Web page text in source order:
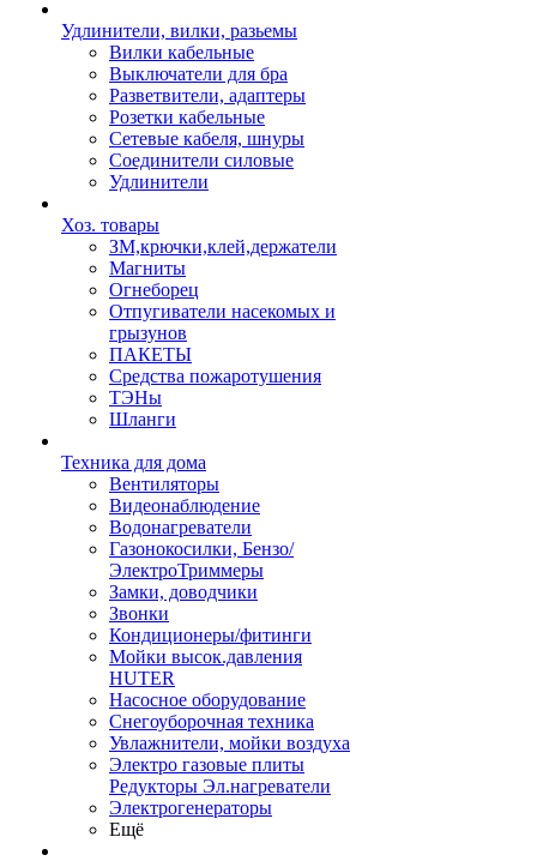
Удлинители, вилки, разьемы
Вилки кабельные
Выключатели для бра
Разветвители, адаптеры
Розетки кабельные
Сетевые кабеля, шнуры
Соединители силовые
Удлинители
Хоз. товары
ЗМ,крючки,клей,держатели
Магниты
Огнеборец
Отпугиватели насекомых и
грызунов
ПАКЕТЫ
Средства пожаротушения
ТЭНы
Шланги
Техника для дома
Вентиляторы
Видеонаблюдение
Водонагреватели
Газонокосилки, Бензо/
ЭлектроТриммеры
Замки, доводчики
Звонки
Кондиционеры/фитинги
Мойки высок.давления
HUTER
Насосное оборудование
Снегоуборочная техника
Увлажнители, мойки воздуха
Электро газовые плиты
Редукторы Эл.нагреватели
Электрогенераторы
Ещё